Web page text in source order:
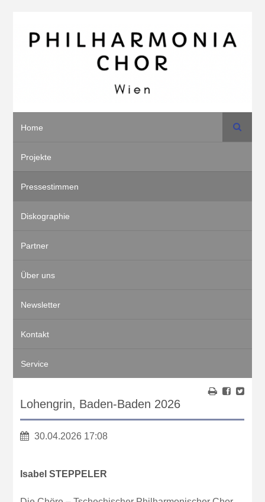
Home
Projekte
Pressestimmen
Diskographie
Partner
Über uns
Newsletter
Kontakt
Service
Suche
Lohengrin, Baden-Baden 2026
30.04.2026 17:08
Isabel STEPPELER